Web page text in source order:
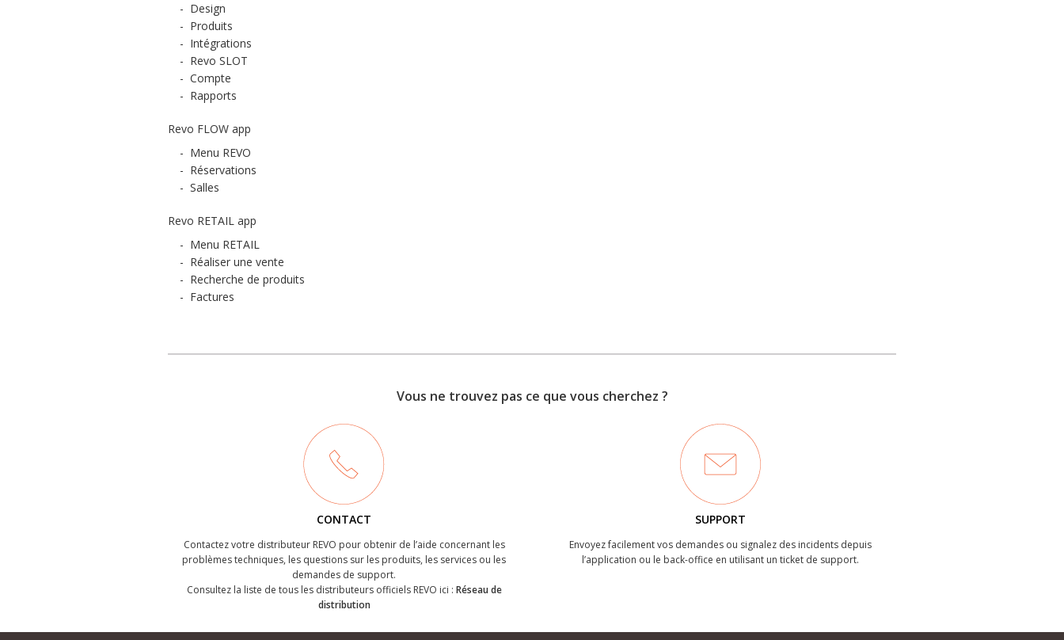
- Design
- Produits
- Intégrations
- Revo SLOT
- Compte
- Rapports
Revo FLOW app
- Menu REVO
- Réservations
- Salles
Revo RETAIL app
- Menu RETAIL
- Réaliser une vente
- Recherche de produits
- Factures
Vous ne trouvez pas ce que vous cherchez ?
CONTACT
Contactez votre distributeur REVO pour obtenir de l’aide concernant les
problèmes techniques, les questions sur les produits, les services ou les
demandes de support.
Consultez la liste de tous les distributeurs officiels REVO ici : Réseau de
distribution
SUPPORT
Envoyez facilement vos demandes ou signalez des incidents depuis
l’application ou le back-office en utilisant un ticket de support.